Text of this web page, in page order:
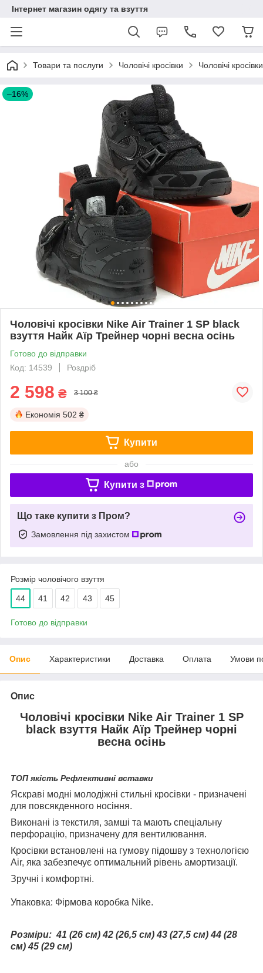
Інтернет магазин одягу та взуття
Товари та послуги Чоловічі кросівки Чоловічі
–16%
Чоловічі кросівки Nike Air Trainer 1 SP black
взуття Найк Аїр Трейнер чорні весна осінь
Готово до відправки
Код: 14539
Роздріб
2 598 ₴ 3 100 ₴
Економія 502 ₴
Купити
або
Купити з
Що таке купити з Пром?
Замовлення під захистом
Розмір чоловічого взуття
44 41 42 43 45
Готово до відправки
Опис Характеристики Доставка Оплата Умови
Опис
Чоловічі кросівки Nike Air Trainer 1 SP
black взуття Найк Аїр Трейнер чорні
весна осінь
ТОП якість Рефлективні вставки
Яскраві модні молодіжні стильні кросівки - призначені
для повсякденного носіння.
Виконані із текстиля, замші та мають спеціальну
перфорацію, призначену для вентилювання.
Кросівки встановлені на гумову підошву з технологією
Air, яка забезпечує оптимальний рівень амортизації.
Зручні і комфортні.
Упаковка: Фірмова коробка Nike.
Розміри: 41 (26 см) 42 (26,5 см) 43 (27,5 см) 44 (28
см) 45 (29 см)